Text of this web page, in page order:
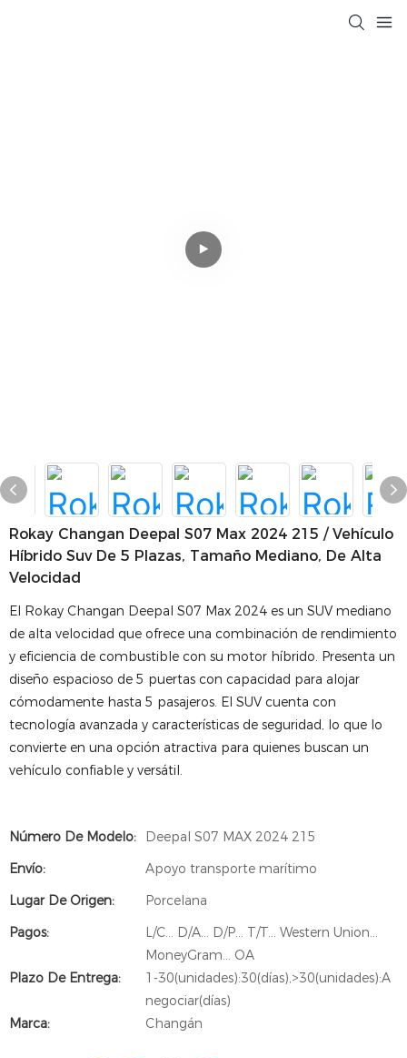
Rokay Changan Deepal S07 Max 2024 215 / Vehículo
Híbrido Suv De 5 Plazas, Tamaño Mediano, De Alta
Velocidad
El Rokay Changan Deepal S07 Max 2024 es un SUV mediano
de alta velocidad que ofrece una combinación de rendimiento
y eficiencia de combustible con su motor híbrido. Presenta un
diseño espacioso de 5 puertas con capacidad para alojar
cómodamente hasta 5 pasajeros. El SUV cuenta con
tecnología avanzada y características de seguridad, lo que lo
convierte en una opción atractiva para quienes buscan un
vehículo confiable y versátil.
Número De Modelo:
Deepal S07 MAX 2024 215
Envío:
Apoyo transporte marítimo
Lugar De Origen:
Porcelana
Pagos:
L/C... D/A... D/P... T/T... Western Union...
MoneyGram... OA
Plazo De Entrega:
1-30(unidades):30(días),>30(unidades):A
negociar(días)
Marca:
Changán